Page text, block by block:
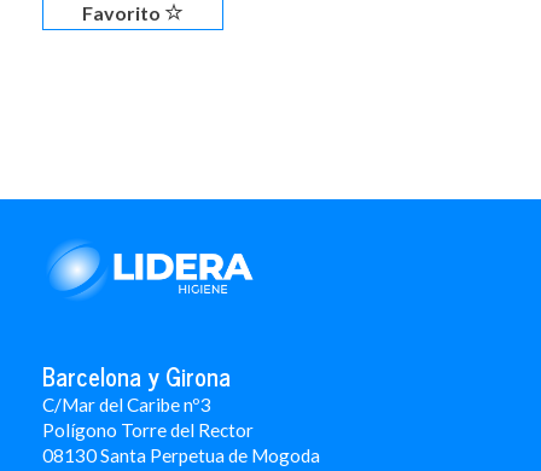
Favorito
Barcelona y Girona
C/Mar del Caribe nº3
Polígono Torre del Rector
08130 Santa Perpetua de Mogoda